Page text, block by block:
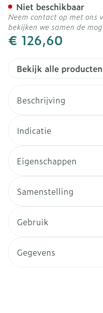
€ 126,60
Niet beschikbaar
Neem contact op met ons
bekijken we samen de
Bekijk alle
Beschrijving
Indicatie
Eigenschappen
Samenstelling
Gebruik
Gegevens